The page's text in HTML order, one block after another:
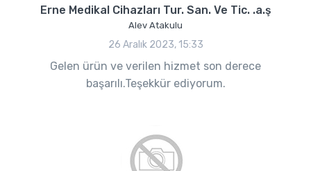
Erne Medikal Cihazları Tur. San. Ve Tic. .a.ş
Alev Atakulu
26 Aralık 2023, 15:33
Gelen ürün ve verilen hizmet son derece
başarılı.Teşekkür ediyorum.